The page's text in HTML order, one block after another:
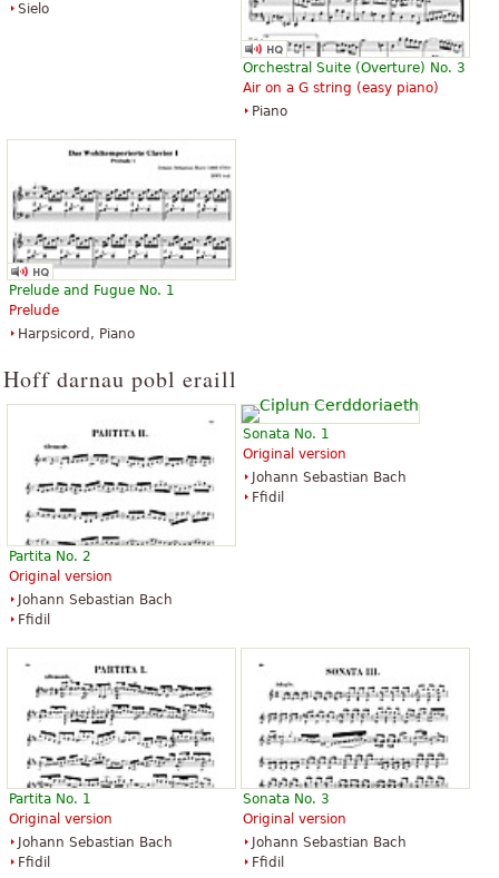
Sielo
Orchestral Suite (Overture) No. 3
Air on a G string (easy piano)
Piano
Prelude and Fugue No. 1
Prelude
Harpsicord, Piano
Hoff darnau pobl eraill
Partita No. 2
Original version
Johann Sebastian Bach
Ffidil
Sonata No. 1
Original version
Johann Sebastian Bach
Ffidil
Partita No. 1
Original version
Johann Sebastian Bach
Ffidil
Sonata No. 3
Original version
Johann Sebastian Bach
Ffidil